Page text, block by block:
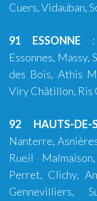
Cuers,Vidauban,
91 ESSONNE :
Essonnes, Massy,
des Bois, Athis
Viry Châtillon, Ris
92 HAUTS-DE-
Nanterre,
Rueil
Perret, Clichy,
Gennevilliers,